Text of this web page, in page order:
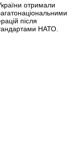
отримали
після
НАТО.